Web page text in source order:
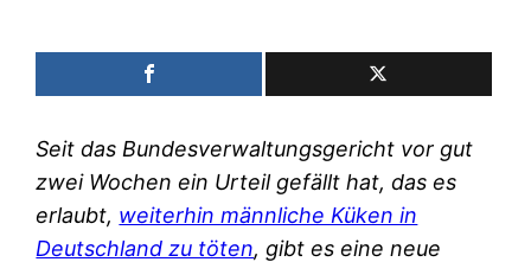
Seit das Bundesverwaltungsgericht vor gut
zwei Wochen ein Urteil gefällt hat, das es
erlaubt, weiterhin männliche Küken in
Deutschland zu töten, gibt es eine neue